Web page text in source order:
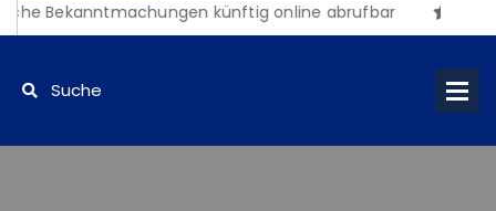
Bekanntmachungen künftig online abrufbar